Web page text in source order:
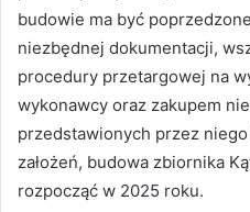
budowie ma być
niezbędnej dokumentacji,
procedury przetargowej na
wykonawcy oraz zakupem
przedstawionych przez
założeń, budowa zbiornika
rozpocząć w 2025 roku.